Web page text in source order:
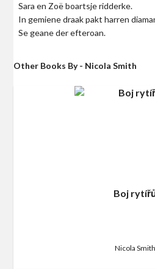
Sara en Zoë boartsje ridderke.
In gemiene draak pakt harren
Se geane der efteroan.
Other Books By - Nicola Smith
Boj
Nicola Smith